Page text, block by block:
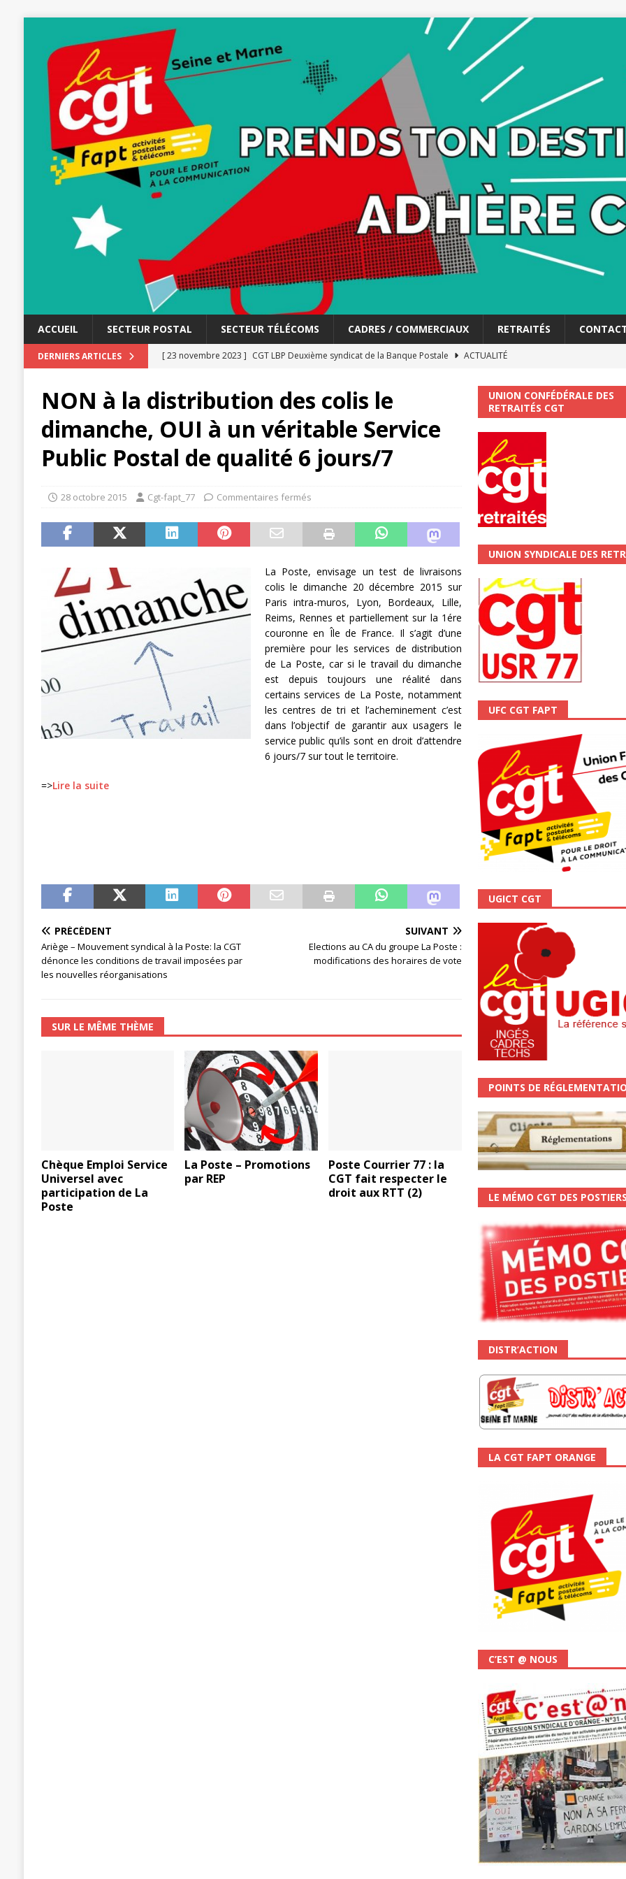
ACCUEIL SECTEUR POSTAL SECTEUR TÉLÉCOMS CADRES / COMMERCIAUX RETRAITÉS
DERNIERS ARTICLES [ 23 novembre 2023 ] CGT LBP Deuxième syndicat de la Banque Postale
ACTUALITÉ
[ 15 novembre 2023 ] Postières – Postiers Gardons la main sur nos congés !
ACTUALITÉ
[ 3 avril 2026 ]
la mutuelle à la poste La CGT vous informe
SECTEUR POSTAL
[ 3 avril 2026 ]
Mutuelle : encore des changements et…. des augmentations pour les salariéS !!!
[ 19 septembre 2025 ] La Poste -Projet de développement de la Direction Commerciale DDCE/Télévente :
SECTEUR POSTAL
[ 16 septembre 2025 ] La Poste – Activités Sociales et Culturelles : Un droit, pas un cadeau !
SECTEUR
[ 11 septembre 2025 ]
Chronopost – ChronoScope n°126
AUTRES TRACTS
[ 27 avril 2024 ] 1er MAI 2024
ACTUALITÉ
Chronopost: Chronoscope n°111 – Janvier 2024 ACTUALITÉ
NON à la distribution des colis le
dimanche, OUI à un véritable Service
Public Postal de qualité 6 jours/7
28 octobre 2015 Cgt-fapt_77 Commentaires fermés
La Poste, envisage un test de livraisons
colis le dimanche 20 décembre 2015 sur
Paris intra-muros, Lyon, Bordeaux, Lille,
Reims, Rennes et partiellement sur la 1ére
couronne en Île de France. Il s’agit d’une
première pour les services de distribution
de La Poste, car si le travail du dimanche
est depuis toujours une réalité dans
certains services de La Poste, notamment
les centres de tri et l’acheminement c’est
dans l’objectif de garantir aux usagers le
service public qu’ils sont en droit d’attendre
6 jours/7 sur tout le territoire.
=>Lire la suite
PRÉCÉDENT
Ariège – Mouvement syndical à la Poste: la CGT
dénonce les conditions de travail imposées par
les nouvelles réorganisations
SUIVANT
Elections au CA du groupe La Poste :
modifications des horaires de vote
SUR LE MÊME THÈME
Chèque Emploi Service
Universel avec
participation de La
Poste
La Poste – Promotions
par REP
Poste Courrier 77 : la
CGT fait respecter le
droit aux RTT (2)
UNION CONFÉDÉRALE DES
RETRAITÉS CGT
UNION SYNDICALE DES
UFC CGT FAPT
UGICT CGT
POINTS DE
LE MÉMO CGT DES
DISTR’ACTION
LA CGT FAPT ORANGE
C’EST @ NOUS